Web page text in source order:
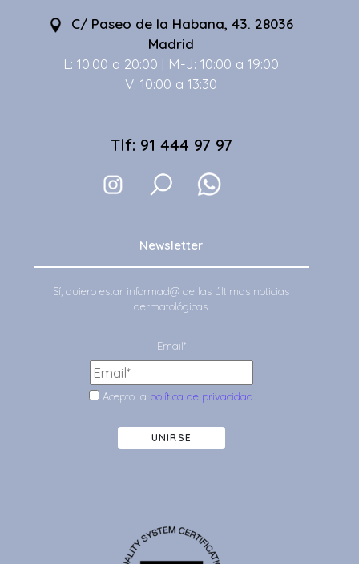
C/ Paseo de la Habana, 43. 28036
Madrid
L: 10:00 a 20:00 | M-J: 10:00 a 19:00
V: 10:00 a 13:30
Tlf: 91 444 97 97
Newsletter
Sí, quiero estar informad@ de las últimas noticias
dermatológicas.
Email*
Acepto la política de privacidad
UNIRSE